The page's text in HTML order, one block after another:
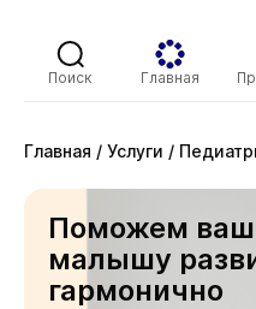
Поиск Главная
Главная / Услуги /
Поможем
малышу
гармонично